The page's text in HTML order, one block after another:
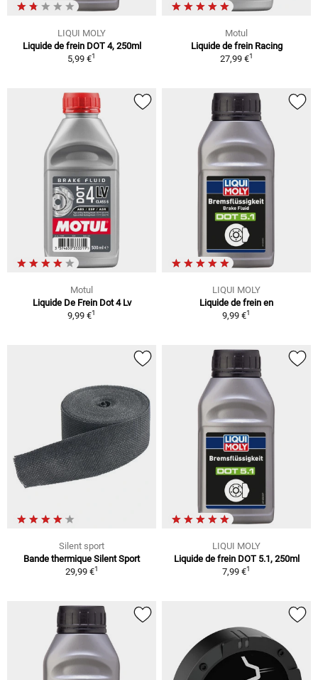
LIQUI MOLY
Liquide de frein DOT 4, 250ml
5,99 €1
Motul
Liquide de frein Racing
27,99 €1
Motul
Liquide De Frein Dot 4 Lv
9,99 €1
LIQUI MOLY
Liquide de frein en
9,99 €1
Silent sport
Bande thermique Silent Sport
29,99 €1
LIQUI MOLY
Liquide de frein DOT 5.1, 250ml
7,99 €1